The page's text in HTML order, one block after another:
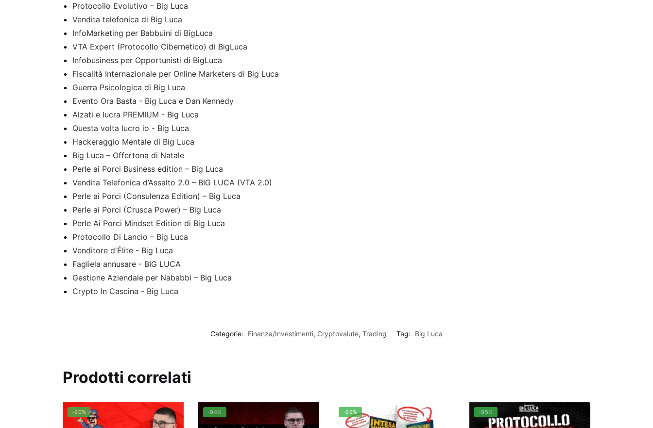
Protocollo Evolutivo – Big Luca
Vendita telefonica di Big Luca
InfoMarketing per Babbuini di BigLuca
VTA Expert (Protocollo Cibernetico) di BigLuca
Infobusiness per Opportunisti di BigLuca
Fiscalità Internazionale per Online Marketers di Big Luca
Guerra Psicologica di Big Luca
Evento Ora Basta - Big Luca e Dan Kennedy
Alzati e lucra PREMIUM - Big Luca
Questa volta lucro io - Big Luca
Hackeraggio Mentale di Big Luca
Big Luca – Offertona di Natale
Perle ai Porci Business edition – Big Luca
Vendita Telefonica d’Assalto 2.0 – BIG LUCA (VTA 2.0)
Perle ai Porci (Consulenza Edition) – Big Luca
Perle ai Porci (Crusca Power) – Big Luca
Perle Ai Porci Mindset Edition di Big Luca
Protocollo Di Lancio – Big Luca
Venditore d'Élite - Big Luca
Fagliela annusare - BIG LUCA
Gestione Aziendale per Nababbi – Big Luca
Crypto In Cascina - Big Luca
Categorie: Finanza/Investimenti, Cryptovalute, Trading Tag: Big Luca
Prodotti correlati
-90% -94% -92% -95%